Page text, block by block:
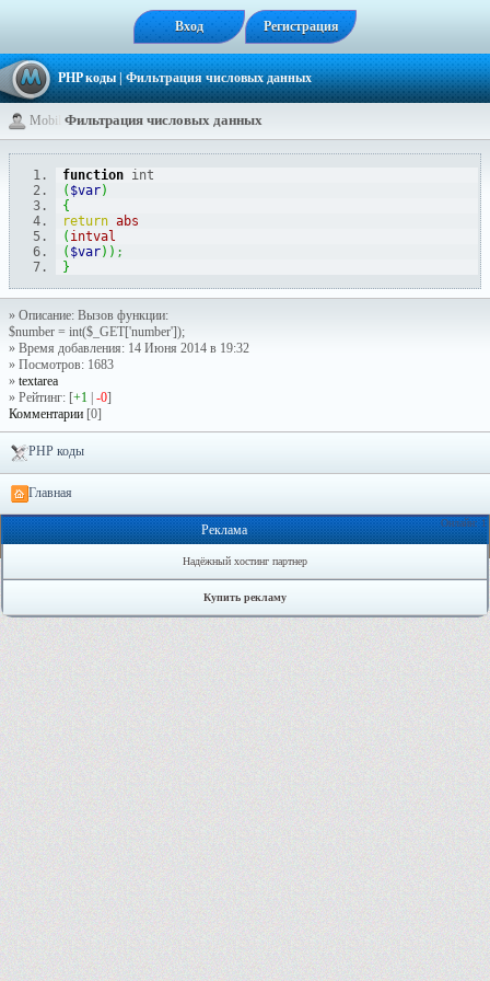
Вход Регистрация
PHP коды| Фильтрация числовых данных
Mobi Фильтрация числовых данных
function int
( $var)
{
return abs
( intval
( $var) ) ;
}
» Описание: Вызов функции:
$number = int($_GET['number']);
» Время добавления: 14 Июня 2014 в 19:32
» Посмотров: 1683
» textarea
» Рейтинг: [+1 -0]
Комментарии [0]
PHP коды
Главная
Онлайн: 1
Реклама
Надёжный хостинг партнер
Купить рекламу